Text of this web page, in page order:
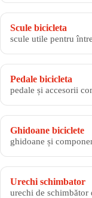
Scule bicicleta
scule utile pentru
Pedale bicicleta
pedale și accesorii
Ghidoane biciclete
ghidoane și
Urechi schimbator
urechi de